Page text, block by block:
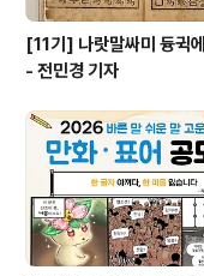
[11기] 나랏말싸미 듕귁
- 전민경 기자